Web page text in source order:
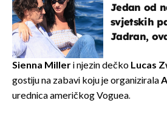
Jedan od
svjetskih
Jadran,
Sienna Milleri njezin dečko Lucas
gostiju na zabavi koju je organizirala
urednica američkog Voguea.